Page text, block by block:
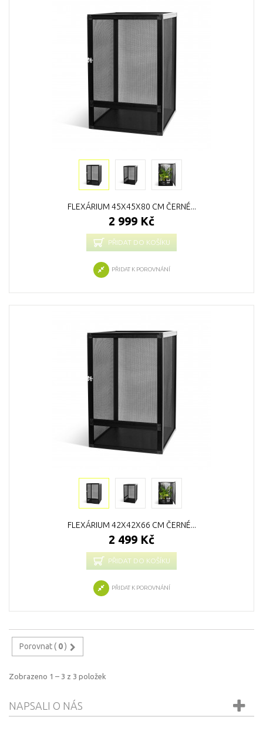
FLEXÁRIUM 45X45X80 CM ČERNÉ...
2 999 Kč
PŘIDAT DO KOŠÍKU
PŘIDAT K POROVNÁNÍ
FLEXÁRIUM 42X42X66 CM ČERNÉ...
2 499 Kč
PŘIDAT DO KOŠÍKU
PŘIDAT K POROVNÁNÍ
Porovnat ( 0)
Zobrazeno 1 – 3 z 3 položek
NAPSALI O NÁS